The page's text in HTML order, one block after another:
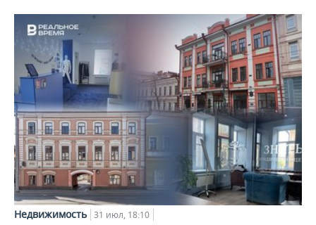
Недвижимость 31 июл, 18:10